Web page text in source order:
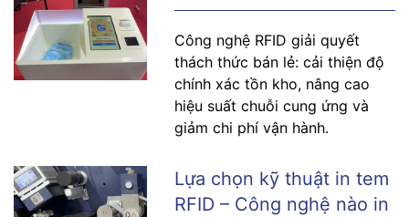
Công nghệ RFID giải quyết
thách thức bán lẻ: cải thiện độ
chính xác tồn kho, nâng cao
hiệu suất chuỗi cung ứng và
giảm chi phí vận hành.
Lựa chọn kỹ thuật in tem
RFID – Công nghệ nào in